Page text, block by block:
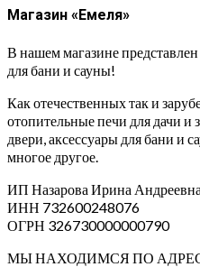
Магазин «Емеля»
В нашем магазине
для бани и сауны!
Как отечественных так и
отопительные печи для дачи и
двери, аксессуары для бани и
многое другое.
ИП Назарова Ирина Андреевна⁠
ИНН 732600248076
ОГРН 326730000000790
МЫ НАХОДИМСЯ ПО